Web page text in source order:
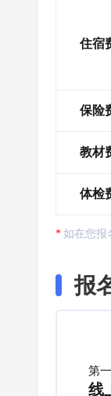
住宿
保险
教材
体检
如在您报
报
第
线